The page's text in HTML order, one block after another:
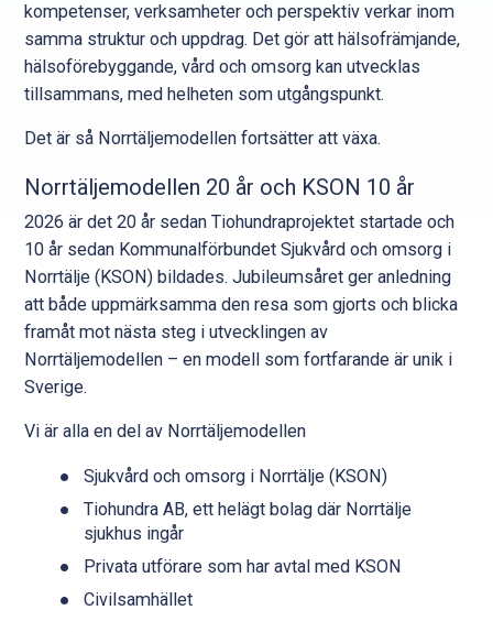
kompetenser, verksamheter och perspektiv verkar inom
samma struktur och uppdrag. Det gör att hälsofrämjande,
hälsoförebyggande, vård och omsorg kan utvecklas
tillsammans, med helheten som utgångspunkt.
Det är så Norrtäljemodellen fortsätter att växa.
Norrtäljemodellen 20 år och KSON 10 år
2026 är det 20 år sedan Tiohundraprojektet startade och
10 år sedan Kommunalförbundet Sjukvård och omsorg i
Norrtälje (KSON) bildades. Jubileumsåret ger anledning
att både uppmärksamma den resa som gjorts och blicka
framåt mot nästa steg i utvecklingen av
Norrtäljemodellen – en modell som fortfarande är unik i
Sverige.
Vi är alla en del av Norrtäljemodellen
Sjukvård och omsorg i Norrtälje (KSON)
Tiohundra AB, ett helägt bolag där Norrtälje
sjukhus ingår
Privata utförare som har avtal med KSON
Civilsamhället